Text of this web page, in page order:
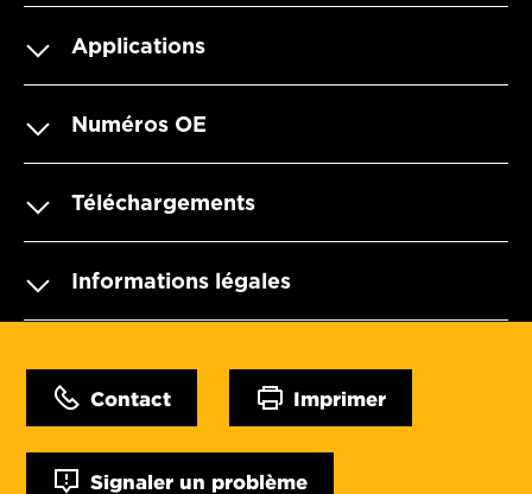
Applications
Numéros OE
Téléchargements
Informations légales
Contact Imprimer
Signaler un problème